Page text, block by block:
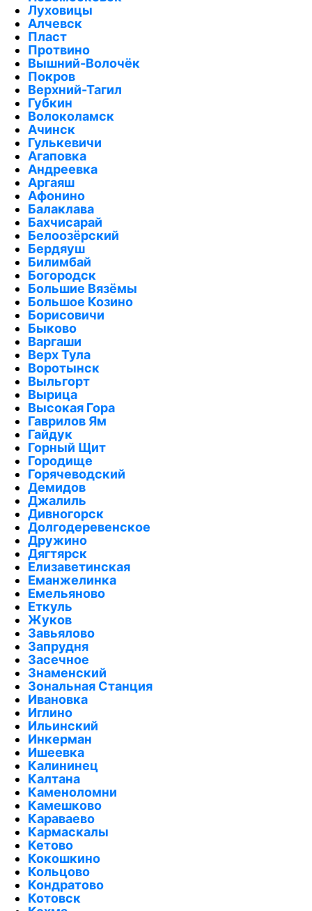
Луховицы
Алчевск
Пласт
Протвино
Вышний-Волочёк
Покров
Верхний-Тагил
Губкин
Волоколамск
Ачинск
Гулькевичи
Агаповка
Андреевка
Аргаяш
Афонино
Балаклава
Бахчисарай
Белоозёрский
Бердяуш
Билимбай
Богородск
Большие Вязёмы
Большое Козино
Борисовичи
Быково
Варгаши
Верх Тула
Воротынск
Выльгорт
Вырица
Высокая Гора
Гаврилов Ям
Гайдук
Горный Щит
Городище
Горячеводский
Демидов
Джалиль
Дивногорск
Долгодеревенское
Дружино
Дягтярск
Елизаветинская
Еманжелинка
Емельяново
Еткуль
Жуков
Завьялово
Запрудня
Засечное
Знаменский
Зональная Станция
Ивановка
Иглино
Ильинский
Инкерман
Ишеевка
Калининец
Калтана
Каменоломни
Камешково
Караваево
Кармаскалы
Кетово
Кокошкино
Кольцово
Кондратово
Котовск